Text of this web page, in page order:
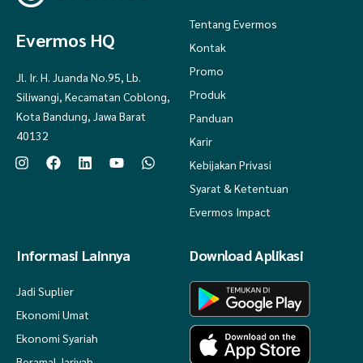
Evermos HQ
Jl. Ir. H. Juanda No.95, Lb.
Siliwangi, Kecamatan Coblong,
Kota Bandung, Jawa Barat
40132
Tentang Evermos
Kontak
Promo
Produk
Panduan
Karir
Kebijakan Privasi
Syarat & Ketentuan
Evermos Impact
Informasi Lainnya
Jadi Suplier
Ekonomi Umat
Ekonomi Syariah
Download Aplikasi